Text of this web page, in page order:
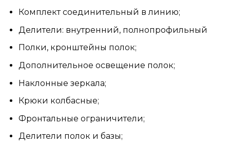
Комплект соединительный в линию;
Делители: внутренний, полнопрофильный
Полки, кронштейны полок;
Дополнительное освещение полок;
Наклонные зеркала;
Крюки колбасные;
Фронтальные ограничители;
Делители полок и базы;